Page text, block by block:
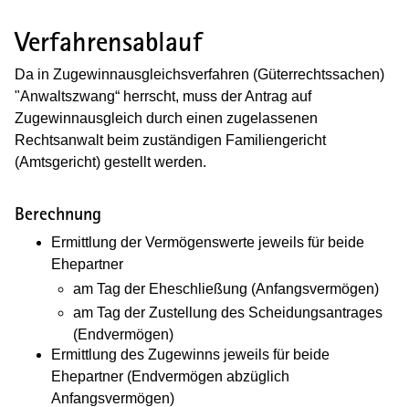
Verfahrensablauf
Da in Zugewinnausgleichsverfahren (Güterrechtssachen)
"Anwaltszwang“ herrscht, muss der Antrag auf
Zugewinnausgleich durch einen zugelassenen
Rechtsanwalt beim zuständigen Familiengericht
(Amtsgericht) gestellt werden.
Berechnung
Ermittlung der Vermögenswerte jeweils für beide
Ehepartner
am Tag der Eheschließung (Anfangsvermögen)
am Tag der Zustellung des Scheidungsantrages
(Endvermögen)
Ermittlung des Zugewinns jeweils für beide
Ehepartner (Endvermögen abzüglich
Anfangsvermögen)